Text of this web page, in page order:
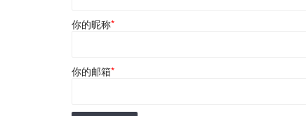
你的昵称*
你的邮箱*